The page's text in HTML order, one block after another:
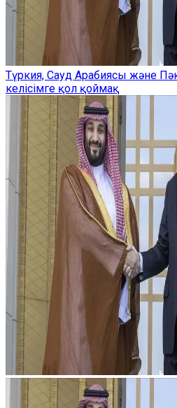
Түркия, Сауд Арабиясы және
келісімге қол қоймақ